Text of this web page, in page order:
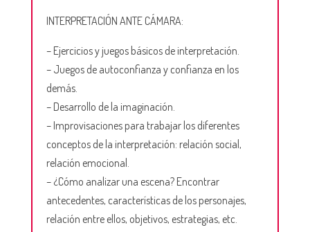
INTERPRETACIÓN ANTE CÁMARA:
– Ejercicios y juegos básicos de interpretación.
– Juegos de autoconfianza y confianza en los
demás.
– Desarrollo de la imaginación.
– Improvisaciones para trabajar los diferentes
conceptos de la interpretación: relación social,
relación emocional.
– ¿Cómo analizar una escena? Encontrar
antecedentes, características de los personajes,
relación entre ellos, objetivos, estrategias, etc.